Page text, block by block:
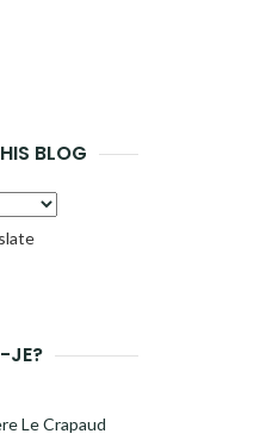
BLOG
JE?
Le Crapaud